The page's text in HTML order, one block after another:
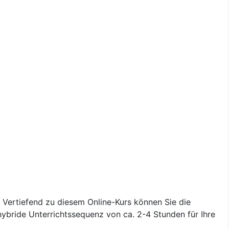
zu diesem Online-Kurs können Sie die
Unterrichtssequenz von ca. 2-4 Stunden für Ihre